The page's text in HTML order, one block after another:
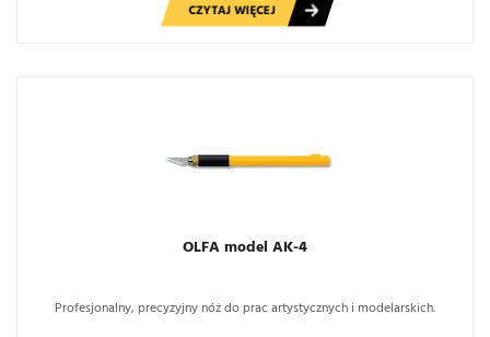
CZYTAJ WIĘCEJ
OLFA model AK-4
Profesjonalny, precyzyjny nóż do prac artystycznych i modelarskich.